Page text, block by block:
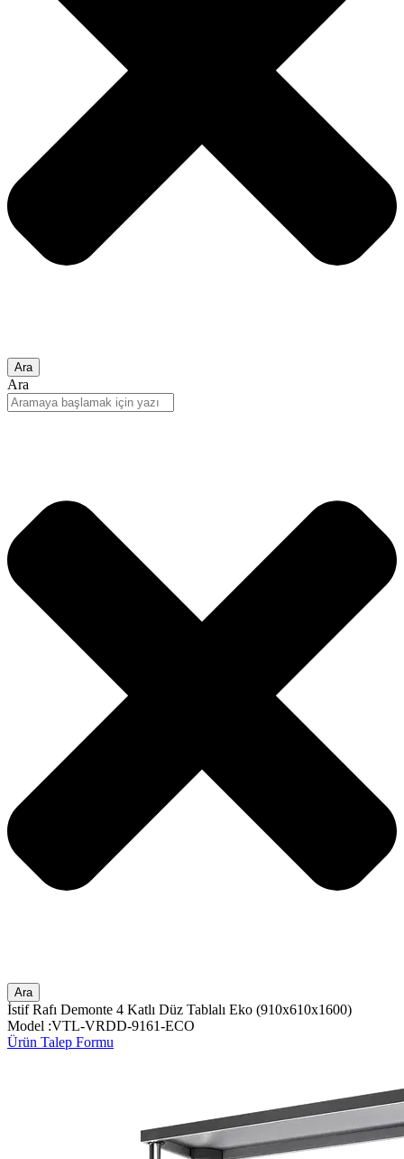
Ara
Ara
Ara
İstif Rafı Demonte 4 Katlı Düz Tablalı Eko (910x610x1600)
Model :VTL-VRDD-9161-ECO
Ürün Talep Formu